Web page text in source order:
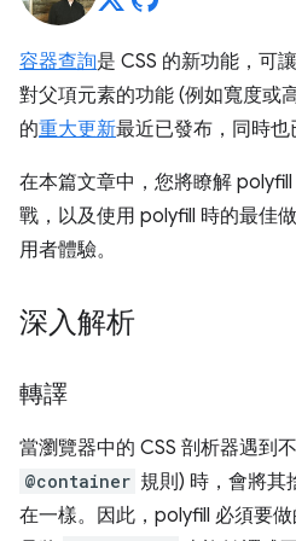
容器查詢是 CSS 的新功能，可
對父項元素的功能 (例如寬度或
的重大更新最近已發布，同時也
在本篇文章中，您將瞭解
戰，以及使用 polyfill 時的最佳
用者體驗。
深入解析
轉譯
當瀏覽器中的 CSS 剖析器遇到
@container 規則) 時，會將其
在一樣。因此，polyfill 必須要